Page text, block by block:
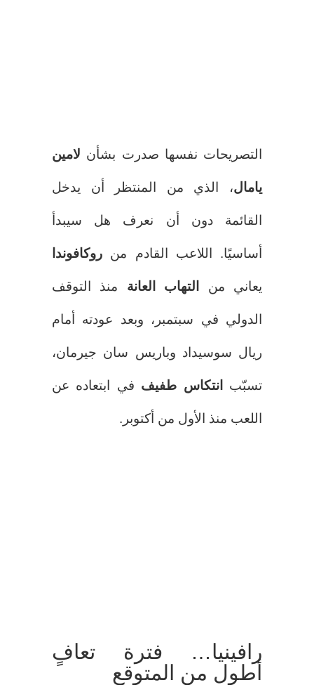
التصريحات نفسها صدرت بشأن لامين
يامال، الذي من المنتظر أن يدخل
القائمة دون أن نعرف هل سيبدأ
أساسيًا. اللاعب القادم من روكافوندا
يعاني من التهاب العانة منذ التوقف
الدولي في سبتمبر، وبعد عودته أمام
ريال سوسيداد وباريس سان جيرمان،
تسبّب انتكاس طفيف في ابتعاده عن
اللعب منذ الأول من أكتوبر.
رافينيا… فترة تعافٍ
أطول من المتوقع